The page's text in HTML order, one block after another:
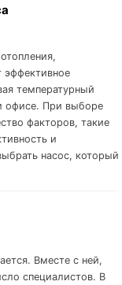
эффективное
температурный
офисе. При выборе
факторов, такие
и
насос, который
Вместе с ней,
специалистов. В